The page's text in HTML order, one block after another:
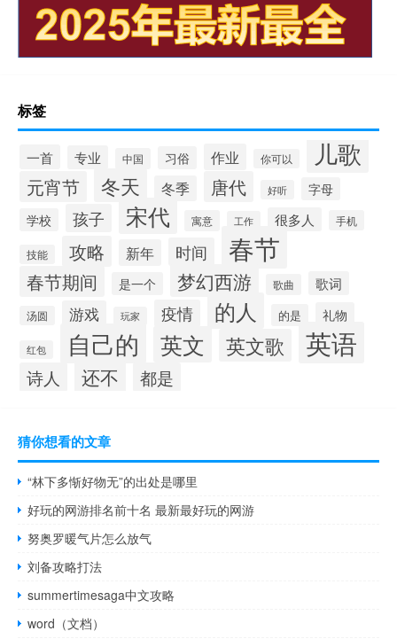
标签
一首 专业 中国 习俗 作业 你可以 儿歌
元宵节 冬天 冬季 唐代 好听
字母
学校
孩子 宋代 寓意 工作 很多人 手机
技能 攻略 新年 时间 春节
春节期间 是一个 梦幻西游 歌曲 歌词
汤圆 游戏 玩家 疫情 的人 的是 礼物
红包 自己的 英文 英文歌 英语
诗人 还不 都是
猜你想看的文章
“林下多惭好物无”的出处是哪里
好玩的网游排名前十名 最新最好玩的网游
努奥罗暖气片怎么放气
刘备攻略打法
summertimesaga中文攻略
word（文档）